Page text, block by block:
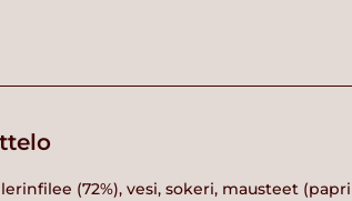
(72%), vesi, sokeri, mausteet